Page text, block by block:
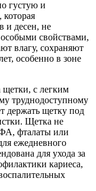
густую и
и десен, не
свойствами,
влагу, сохраняют
особенно в зоне
щетки, с легким
труднодоступному
держать щетку под
Щетка не
фталаты или
ежедневного
для ухода за
кариеса,